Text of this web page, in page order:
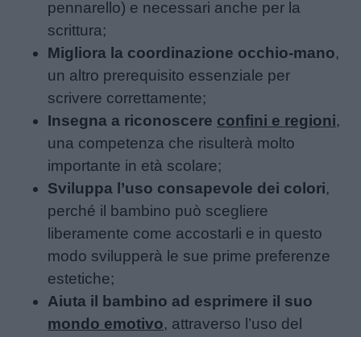
pennarello) e necessari anche per la
scrittura;
Migliora la coordinazione occhio-mano,
un altro prerequisito essenziale per
scrivere correttamente;
Insegna a riconoscere confini e regioni,
una competenza che risulterà molto
importante in età scolare;
Sviluppa l’uso consapevole dei colori,
perché il bambino può scegliere
liberamente come accostarli e in questo
modo svilupperà le sue prime preferenze
estetiche;
Aiuta il bambino ad esprimere il suo
mondo emotivo, attraverso l’uso del